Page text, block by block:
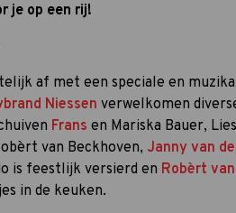
je op een rij!
af met een speciale en
Niessen verwelkomen
Frans en Mariska Bauer,
van Beckhoven, Janny van
is feestlijk versierd en Robèrt van
in de keuken.